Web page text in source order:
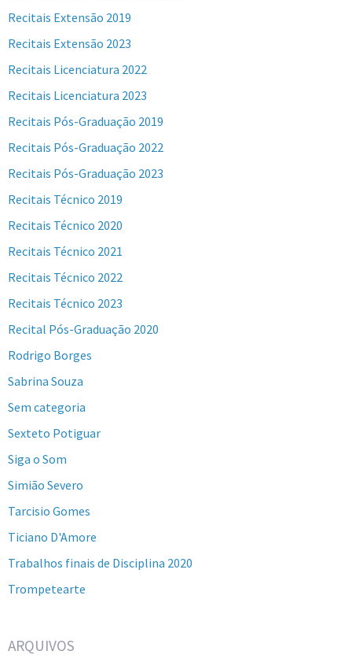
Recitais Extensão 2019
Recitais Extensão 2023
Recitais Licenciatura 2022
Recitais Licenciatura 2023
Recitais Pós-Graduação 2019
Recitais Pós-Graduação 2022
Recitais Pós-Graduação 2023
Recitais Técnico 2019
Recitais Técnico 2020
Recitais Técnico 2021
Recitais Técnico 2022
Recitais Técnico 2023
Recital Pós-Graduação 2020
Rodrigo Borges
Sabrina Souza
Sem categoria
Sexteto Potiguar
Siga o Som
Simião Severo
Tarcisio Gomes
Ticiano D'Amore
Trabalhos finais de Disciplina 2020
Trompetearte
ARQUIVOS